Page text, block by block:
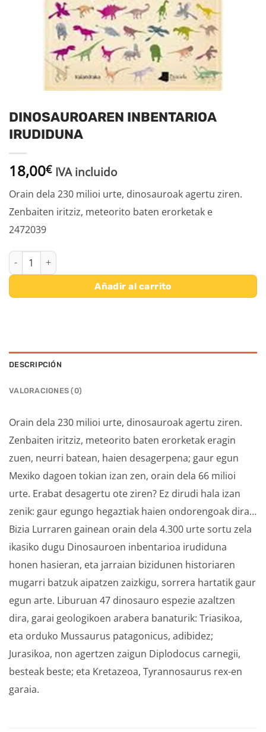
DINOSAUROAREN INBENTARIOA
IRUDIDUNA
18,00€ IVA incluido
Orain dela 230 milioi urte, dinosauroak agertu ziren.
Zenbaiten iritziz, meteorito baten erorketak e
2472039
DINOSAUROAREN INBENTARIOA IRUDIDUNA cantidad
Añadir al carrito
DESCRIPCIÓN
VALORACIONES (0)
Orain dela 230 milioi urte, dinosauroak agertu ziren.
Zenbaiten iritziz, meteorito baten erorketak eragin
zuen, neurri batean, haien desagerpena; gaur egun
Mexiko dagoen tokian izan zen, orain dela 66 milioi
urte. Erabat desagertu ote ziren? Ez dirudi hala izan
zenik: gaur egungo hegaztiak haien ondorengoak dira…
Bizia Lurraren gainean orain dela 4.300 urte sortu zela
ikasiko dugu Dinosauroen inbentarioa irudiduna
honen hasieran, eta jarraian bizidunen historiaren
mugarri batzuk aipatzen zaizkigu, sorrera hartatik gaur
egun arte. Liburuan 47 dinosauro espezie azaltzen
dira, garai geologikoen arabera banaturik: Triasikoa,
eta orduko Mussaurus patagonicus, adibidez;
Jurasikoa, non agertzen zaigun Diplodocus carnegii,
besteak beste; eta Kretazeoa, Tyrannosaurus rex-en
garaia.